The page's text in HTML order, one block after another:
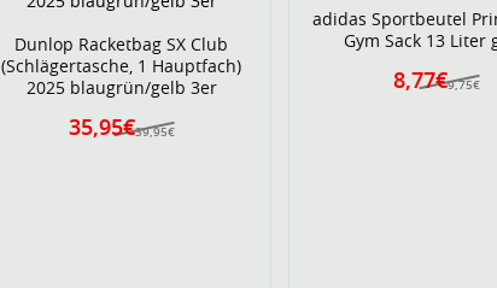
Dunlop Racketbag SX Club
(Schlägertasche, 1 Hauptfach)
2025 blaugrün/gelb 3er
39,95€
35,95€
adidas Sportbeutel
Gym Sack 13 Liter
9,75€
8,77€